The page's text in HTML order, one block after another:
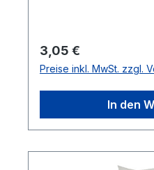
Regulärer Preis:
3,05 €
Preise inkl. MwSt. zzgl.
In den